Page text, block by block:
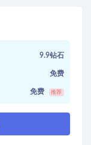
9.9钻石
免费
免费 推荐